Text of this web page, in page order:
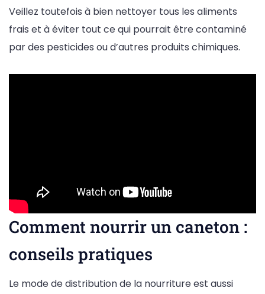
Veillez toutefois à bien nettoyer tous les aliments
frais et à éviter tout ce qui pourrait être contaminé
par des pesticides ou d’autres produits chimiques.
Comment nourrir un caneton :
conseils pratiques
Le mode de distribution de la nourriture est aussi